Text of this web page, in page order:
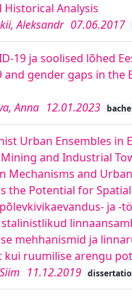
Historical Analysis
Aleksandr 07.06.2017
19 ja soolised lõhed
and gender gaps in the
Anna 12.01.2023
Urban Ensembles in
and Industrial
Mechanisms and
the Potential for
ja -
mehhanismid ja
kui ruumilise arengu
11.12.2019